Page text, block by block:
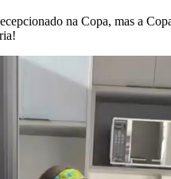
na Copa, mas a